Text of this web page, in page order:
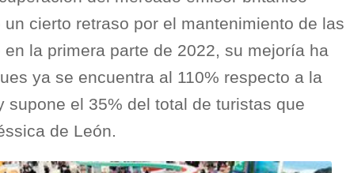
cierto retraso por el mantenimiento de las
la primera parte de 2022, su mejoría ha
ya se encuentra al 110% respecto a la
supone el 35% del total de turistas que
de León.